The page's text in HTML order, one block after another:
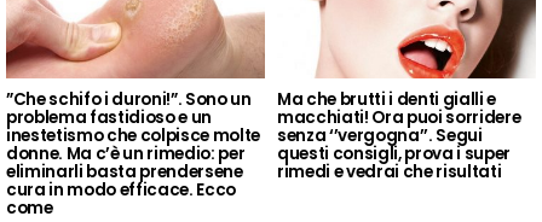
”Che schifo i duroni!”. Sono un
problema fastidioso e un
inestetismo che colpisce molte
donne. Ma c’è un rimedio: per
eliminarli basta prendersene
cura in modo efficace. Ecco
come
Ma che brutti i denti gialli e
macchiati! Ora puoi sorridere
senza ‘’vergogna’’. Segui
questi consigli, prova i super
rimedi e vedrai che risultati